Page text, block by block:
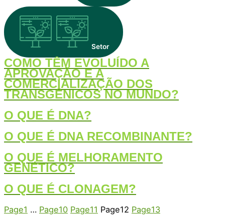
Setor
COMO TÊM EVOLUÍDO A
APROVAÇÃO E A
COMERCIALIZAÇÃO DOS
TRANSGÊNICOS NO MUNDO?
O QUE É DNA?
O QUE É DNA RECOMBINANTE?
O QUE É MELHORAMENTO
GENÉTICO?
O QUE É CLONAGEM?
Page1 … Page10 Page11 Page12 Page13